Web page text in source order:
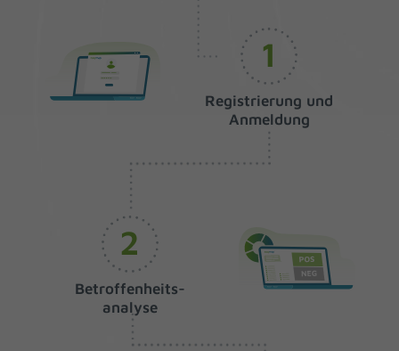
1
Registrierung und
Anmeldung
2
Betroffenheits-
analyse